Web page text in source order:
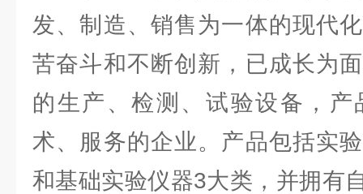
发、制造、销售为一体的现代
苦奋斗和不断创新，已成长为
的生产、检测、试验设备，
术、服务的企业。产品包括实
和基础实验仪器3大类，并拥有